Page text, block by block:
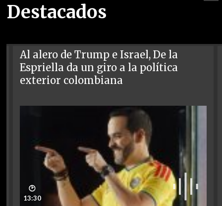
Destacados
Al alero de Trump e Israel, De la
Espriella da un giro a la política
exterior colombiana
🕑
13:30